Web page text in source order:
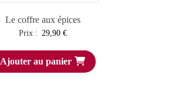
Le coffre aux épices
Prix : 29,90 €
Ajouter au panier